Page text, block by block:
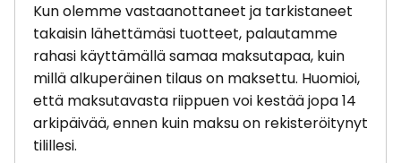
Kun olemme vastaanottaneet ja tarkistaneet
takaisin lähettämäsi tuotteet, palautamme
rahasi käyttämällä samaa maksutapaa, kuin
millä alkuperäinen tilaus on maksettu. Huomioi,
että maksutavasta riippuen voi kestää jopa 14
arkipäivää, ennen kuin maksu on rekisteröitynyt
tilillesi.